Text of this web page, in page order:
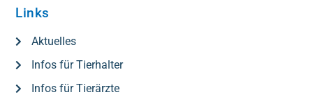
Links
Aktuelles
Infos für Tierhalter
Infos für Tierärzte